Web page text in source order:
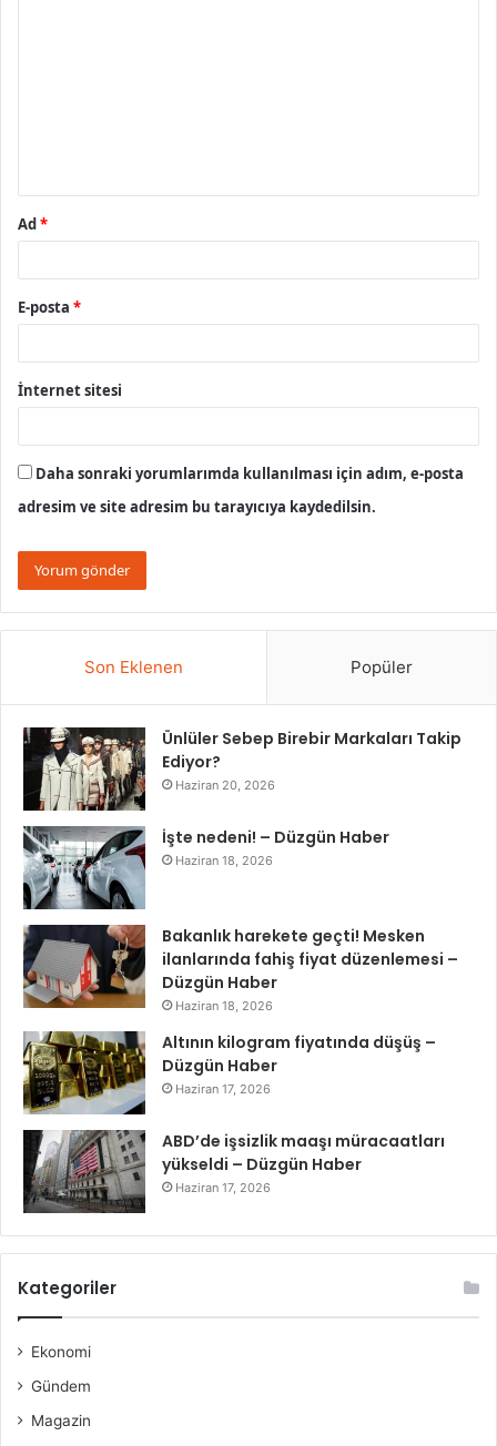
Ad*
E-posta *
İnternet sitesi
Daha sonraki yorumlarımda kullanılması için adım, e-posta
adresim ve site adresim bu tarayıcıya kaydedilsin.
Son Eklenen Popüler
Ünlüler Sebep Birebir Markaları Takip
Ediyor?
Haziran 20, 2026
İşte nedeni! – Düzgün Haber
Haziran 18, 2026
Bakanlık harekete geçti! Mesken
ilanlarında fahiş fiyat düzenlemesi –
Düzgün Haber
Haziran 18, 2026
Altının kilogram fiyatında düşüş –
Düzgün Haber
Haziran 17, 2026
ABD’de işsizlik maaşı müracaatları
yükseldi – Düzgün Haber
Haziran 17, 2026
Kategoriler
Ekonomi
Gündem
Magazin